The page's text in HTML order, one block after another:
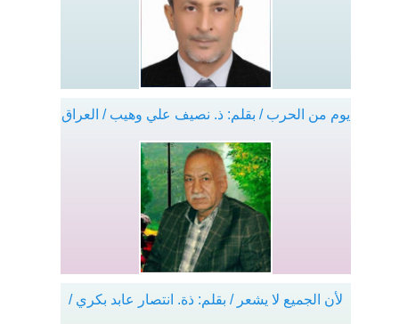
يوم من الحرب / بقلم: ذ. نصيف علي وهيب / العراق
لأن الجميع لا يشعر / بقلم: ذة. انتصار عابد بكري /